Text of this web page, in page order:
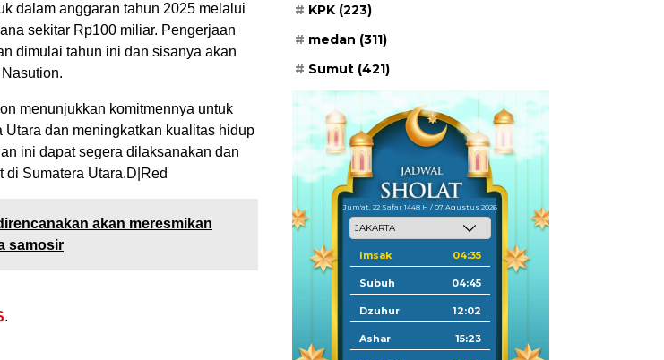
dalam anggaran tahun 2025 melalui
sekitar Rp100 miliar. Pengerjaan
dimulai tahun ini dan sisanya akan
menunjukkan komitmennya untuk
dan meningkatkan kualitas hidup
ini dapat segera dilaksanakan dan
di Sumatera Utara.D|Red
akan meresmikan
samosir
.
KPK (223)
medan (311)
Sumut (421)
Jum'at, 22 Safar 1448 H / 07 Agustus 2026
Imsak 04:35
Subuh 04:45
Dzuhur 12:02
Ashar 15:23